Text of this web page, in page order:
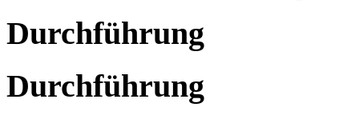
Durchführung
Durchführung